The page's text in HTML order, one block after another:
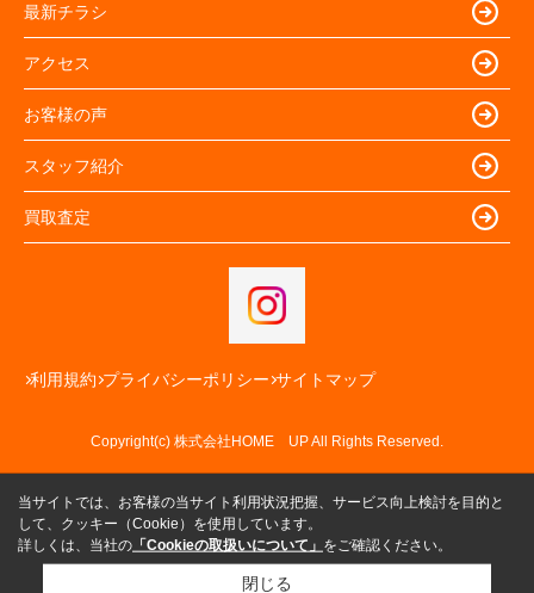
最新チラシ
アクセス
お客様の声
スタッフ紹介
買取査定
利用規約 プライバシーポリシー サイトマップ
Copyright(c) 株式会社HOME UP All Rights Reserved.
当サイトでは、お客様の当サイト利用状況把握、サービス向上検討を目的と
して、クッキー（Cookie）を使用しています。
詳しくは、当社の 「Cookieの取扱いについて」 をご確認ください。
閉じる